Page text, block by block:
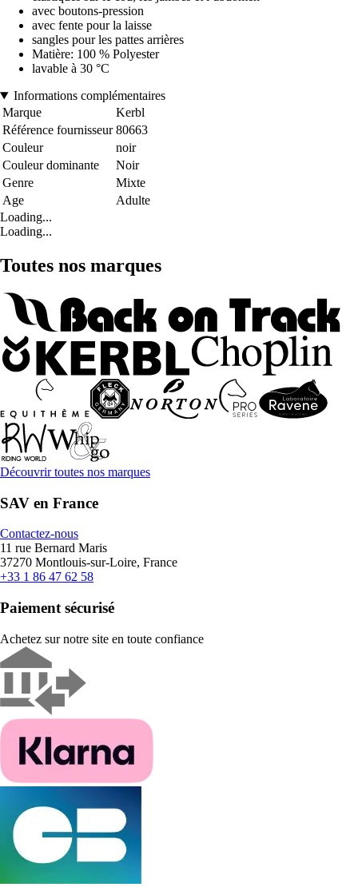
avec boutons-pression
avec fente pour la laisse
sangles pour les pattes arrières
Matière: 100 % Polyester
lavable à 30 °C
Informations complémentaires
Marque
Kerbl
Référence fournisseur 80663
Couleur
noir
Couleur dominante
Noir
Genre
Mixte
Age
Adulte
Loading...
Loading...
Toutes nos marques
Découvrir toutes nos marques
SAV en France
Contactez-nous
11 rue Bernard Maris
37270 Montlouis-sur-Loire, France
+33 1 86 47 62 58
Paiement sécurisé
Achetez sur notre site en toute confiance